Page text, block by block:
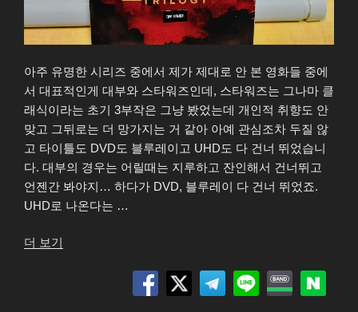
아주 유명한 시리즈 중에서 제가 제대로 안 본 영화들 중에
서 대표적인게 대부와 스타워즈인데, 스타워즈는 그나마 클
래식이라는 초기 3부작은 그냥 봤었는데 개인적 취향도 안
맞고 그뒤로는 더 망가지는 거 같아 아예 관심조차 두질 않
고 타이틀도 DVD도 블루레이고 UHD도 다 건너 뛰었습니
다. 대부의 경우는 어릴때는 지루하고 잔인해서 건너뛰고
언젠간 봐야지… 하다가 DVD, 블루레이 다 건너 뛰었죠.
UHD로 나온다는 …
더 보기